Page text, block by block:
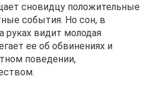
сновидцу положительные
события. Но сон, в
руках видит молодая
ее об обвинениях и
поведении,